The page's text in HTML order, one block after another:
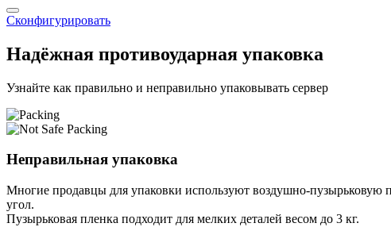
Сконфигурировать
Надёжная противоударная упаковка
Узнайте как правильно и неправильно упаковывать сервер
Неправильная упаковка
Многие продавцы для упаковки используют воздушно-пузырьковую
угол.
Пузырьковая пленка подходит для мелких деталей весом до 3 кг.